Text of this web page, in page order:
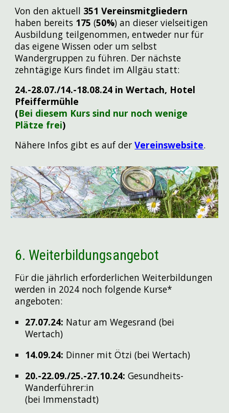
Von den aktuell 351 Vereinsmitgliedern
haben bereits 175 (50%) an dieser vielseitigen
Ausbildung teilgenommen, entweder nur für
das eigene Wissen oder um selbst
Wandergruppen zu führen. Der nächste
zehntägige Kurs findet im Allgäu statt:
24.-28.07./14.-18.08.24 in Wertach, Hotel
Pfeiffermühle
(Bei diesem Kurs sind nur noch wenige
Plätze frei)
Nähere Infos gibt es auf der Vereinswebsite.
6. Weiterbildungsangebot
Für die jährlich erforderlichen Weiterbildungen
werden in 2024 noch folgende Kurse*
angeboten:
27.07.24: Natur am Wegesrand (bei
Wertach)
14.09.24: Dinner mit Ötzi (bei Wertach)
20.-22.09./25.-27.10.24:Gesundheits-
Wanderführer:in
(bei Immenstadt)